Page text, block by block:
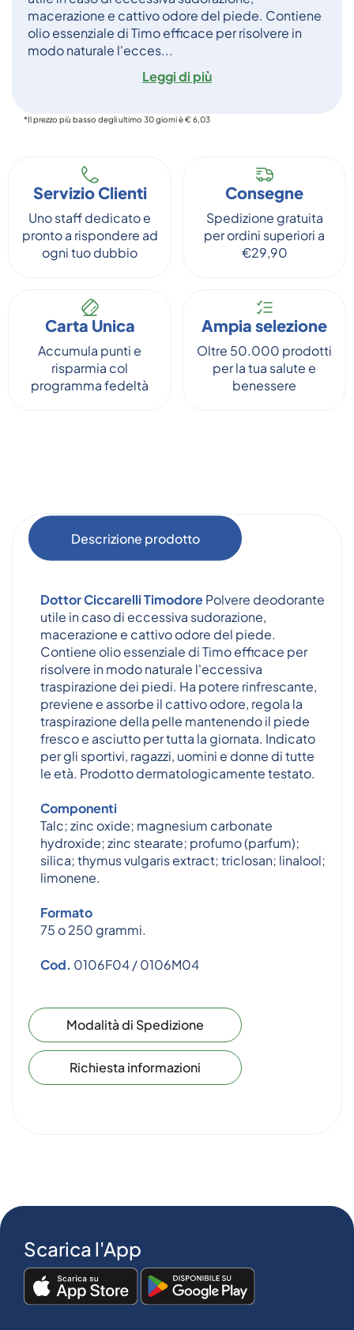
macerazione e cattivo odore del piede. Contiene
olio essenziale di Timo efficace per risolvere in
modo naturale l'ecces...
Leggi di più
*Il prezzo più basso degli ultimo 30 giorni è € 6,03
Servizio Clienti
Uno staff dedicato e
pronto a rispondere ad
ogni tuo dubbio
Consegne
Spedizione gratuita
per ordini superiori a
€29,90
Carta Unica
Accumula punti e
risparmia col
programma fedeltà
Ampia selezione
Oltre 50.000 prodotti
per la tua salute e
benessere
Descrizione prodotto
Dottor Ciccarelli TimodorePolvere deodorante
utile in caso di eccessiva sudorazione,
macerazione e cattivo odore del piede.
Contiene olio essenziale di Timo efficace per
risolvere in modo naturale l'eccessiva
traspirazione dei piedi. Ha potere rinfrescante,
previene e assorbe il cattivo odore, regola la
traspirazione della pelle mantenendo il piede
fresco e asciutto per tutta la giornata. Indicato
per gli sportivi, ragazzi, uomini e donne di tutte
le età. Prodotto dermatologicamente testato.
Componenti
Talc; zinc oxide; magnesium carbonate
hydroxide; zinc stearate; profumo (parfum);
silica; thymus vulgaris extract; triclosan; linalool;
limonene.
Formato
75 o 250 grammi.
Cod. 0106F04 / 0106M04
Modalità di Spedizione
Richiesta informazioni
Scarica l'App